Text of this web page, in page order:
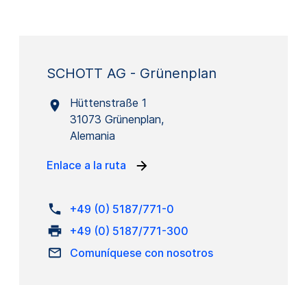
SCHOTT AG - Grünenplan
Hüttenstraße 1
31073 Grünenplan,
Alemania
Enlace a la ruta
+49 (0) 5187/771-0
+49 (0) 5187/771-300
Comuníquese con nosotros